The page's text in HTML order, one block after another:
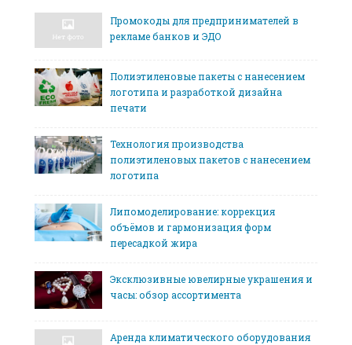
Промокоды для предпринимателей в
рекламе банков и ЭДО
Полиэтиленовые пакеты с нанесением
логотипа и разработкой дизайна
печати
Технология производства
полиэтиленовых пакетов с нанесением
логотипа
Липомоделирование: коррекция
объёмов и гармонизация форм
пересадкой жира
Эксклюзивные ювелирные украшения и
часы: обзор ассортимента
Аренда климатического оборудования